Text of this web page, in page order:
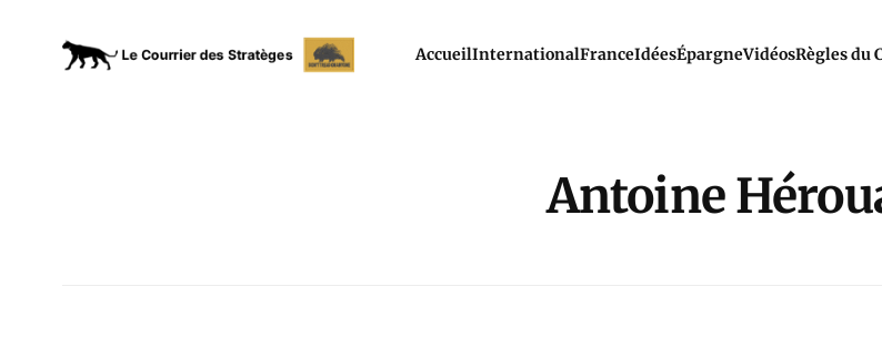
AccueilInternationalFranceIdéesÉpargneVidéosRègles du
Antoine